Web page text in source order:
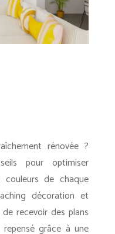
rénovée ?
pour optimiser
couleurs de chaque
décoration et
recevoir des plans
grâce à une